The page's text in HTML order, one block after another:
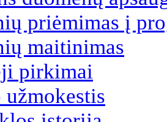
priėmimas į
maitinimas
pirkimai
užmokestis